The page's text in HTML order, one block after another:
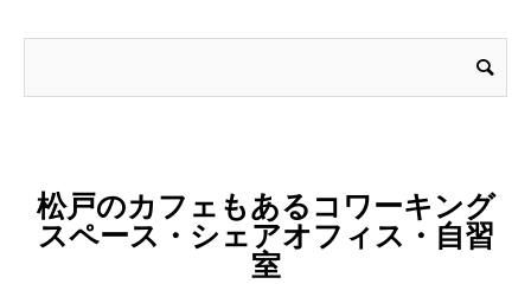
松戸のカフェもあるコワーキング
スペース・シェアオフィス・自習
室